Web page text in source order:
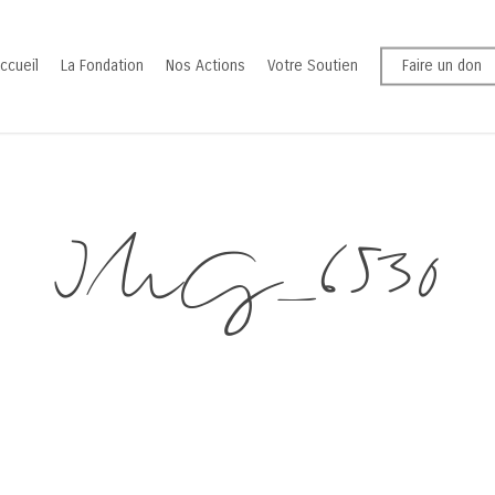
La Fondation Nos Actions Votre Soutien Faire un don
IMG_6530